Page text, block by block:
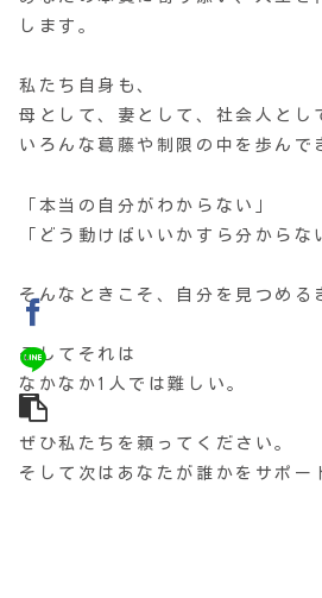
します。
私たち自身も、
母として、妻として、社会人とし
いろんな葛藤や制限の中を歩んで
「本当の自分がわからない」
「どう動けばいいかすら分からな
そんなときこそ、自分を見つめる
そしてそれは
なかなか1人では難しい。
ぜひ私たちを頼ってください。
そして次はあなたが誰かをサポー